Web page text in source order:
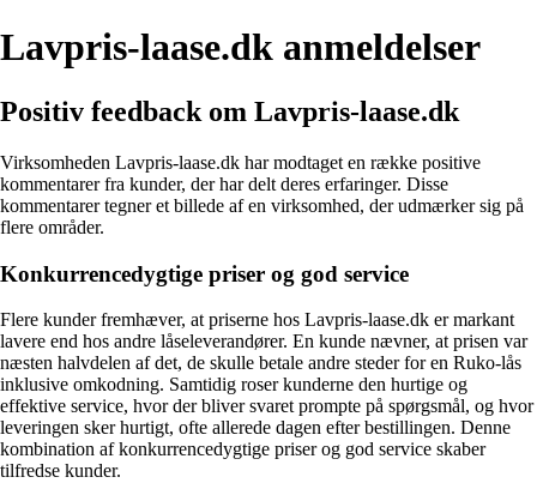
Lavpris-laase.dk anmeldelser
Positiv feedback om Lavpris-laase.dk
Virksomheden Lavpris-laase.dk har modtaget en række positive
kommentarer fra kunder, der har delt deres erfaringer. Disse
kommentarer tegner et billede af en virksomhed, der udmærker sig på
flere områder.
Konkurrencedygtige priser og god service
Flere kunder fremhæver, at priserne hos Lavpris-laase.dk er markant
lavere end hos andre låseleverandører. En kunde nævner, at prisen var
næsten halvdelen af det, de skulle betale andre steder for en Ruko-lås
inklusive omkodning. Samtidig roser kunderne den hurtige og
effektive service, hvor der bliver svaret prompte på spørgsmål, og hvor
leveringen sker hurtigt, ofte allerede dagen efter bestillingen. Denne
kombination af konkurrencedygtige priser og god service skaber
tilfredse kunder.